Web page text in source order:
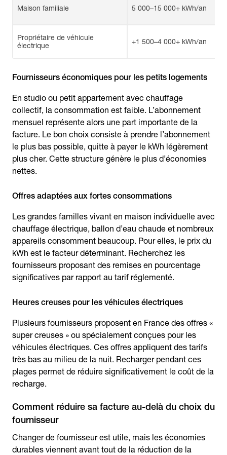
Maison familiale 5 000–15 000+ kWh/an
Propriétaire de véhicule
électrique
+1 500–4 000+ kWh/an
Fournisseurs économiques pour les petits logements
En studio ou petit appartement avec chauffage
collectif, la consommation est faible. L’abonnement
mensuel représente alors une part importante de la
facture. Le bon choix consiste à prendre l’abonnement
le plus bas possible, quitte à payer le kWh légèrement
plus cher. Cette structure génère le plus d’économies
nettes.
Offres adaptées aux fortes consommations
Les grandes familles vivant en maison individuelle avec
chauffage électrique, ballon d’eau chaude et nombreux
appareils consomment beaucoup. Pour elles, le prix du
kWh est le facteur déterminant. Recherchez les
fournisseurs proposant des remises en pourcentage
significatives par rapport au tarif réglementé.
Heures creuses pour les véhicules électriques
Plusieurs fournisseurs proposent en France des offres «
super creuses » ou spécialement conçues pour les
véhicules électriques. Ces offres appliquent des tarifs
très bas au milieu de la nuit. Recharger pendant ces
plages permet de réduire significativement le coût de la
recharge.
Comment réduire sa facture au-delà du choix du
fournisseur
Changer de fournisseur est utile, mais les économies
durables viennent avant tout de la réduction de la